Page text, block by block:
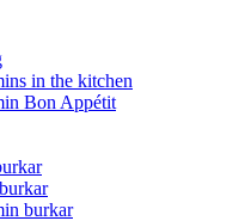
in the kitchen
Bon Appétit
burkar